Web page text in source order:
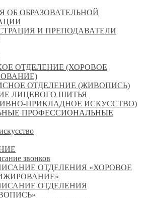
ОБ ОБРАЗОВАТЕЛЬНОЙ
И ПРЕПОДАВАТЕЛИ
ОТДЕЛЕНИЕ (ХОРОВОЕ
ОТДЕЛЕНИЕ (ЖИВОПИСЬ)
ЛИЦЕВОГО ШИТЬЯ
ПРИКЛАДНОЕ ИСКУССТВО)
ПРОФЕССИОНАЛЬНЫЕ
звонков
ОТДЕЛЕНИЯ «ХОРОВОЕ
ОТДЕЛЕНИЯ